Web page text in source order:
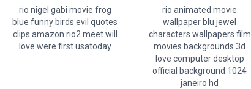
rio nigel gabi movie frog
blue funny birds evil quotes
clips amazon rio2 meet will
love were first usatoday
rio animated movie
wallpaper blu jewel
characters wallpapers film
movies backgrounds 3d
love computer desktop
official background 1024
janeiro hd